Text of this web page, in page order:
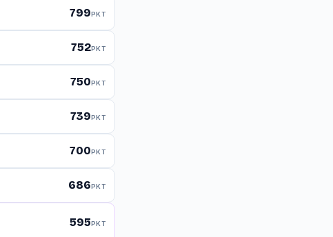
799PKT
752PKT
750PKT
739PKT
700PKT
686PKT
595PKT